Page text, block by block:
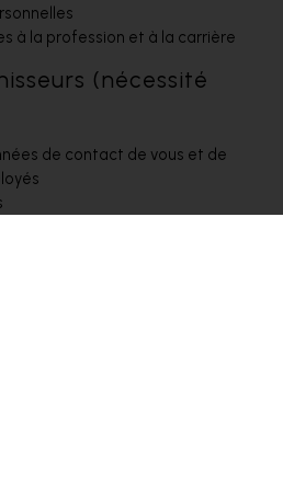
à la profession et à la carrière
(nécessité
de contact de vous et de